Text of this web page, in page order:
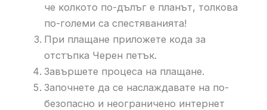
че колкото по-дълъг е планът, толкова
по-големи са спестяванията!
При плащане приложете кода за
отстъпка Черен петък.
Завършете процеса на плащане.
Започнете да се наслаждавате на по-
безопасно и неограничено интернет